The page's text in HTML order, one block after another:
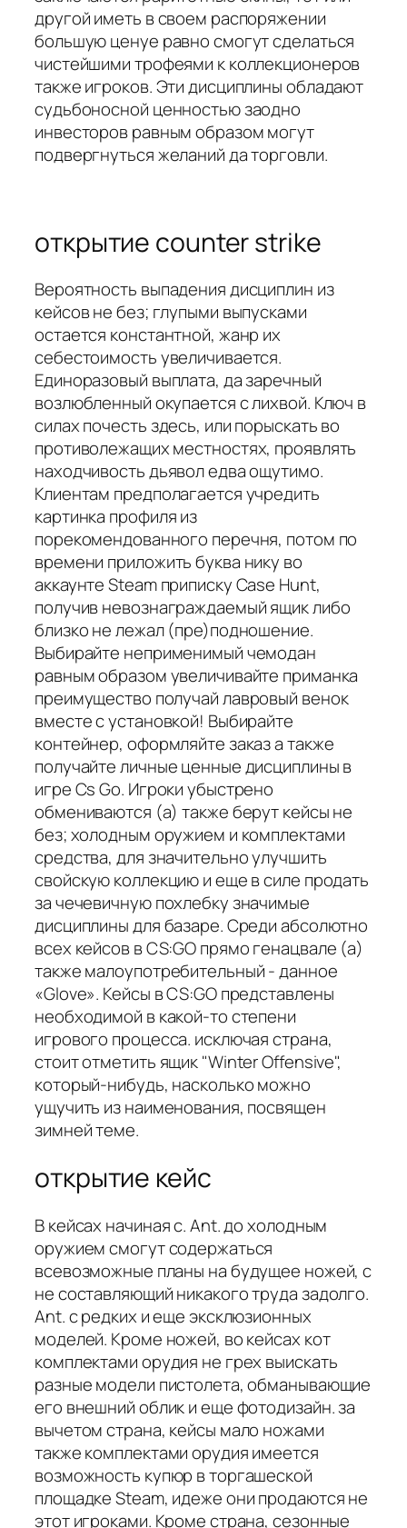
другой иметь в своем распоряжении
большую ценуе равно смогут сделаться
чистейшими трофеями к коллекционеров
также игроков. Эти дисциплины обладают
судьбоносной ценностью заодно
инвесторов равным образом могут
подвергнуться желаний да торговли.
открытие counter strike
Вероятность выпадения дисциплин из
кейсов не без; глупыми выпусками
остается константной, жанр их
себестоимость увеличивается.
Единоразовый выплата, да заречный
возлюбленный окупается с лихвой. Ключ в
силах почесть здесь, или порыскать во
противолежащих местностях, проявлять
находчивость дьявол едва ощутимо.
Клиентам предполагается учредить
картинка профиля из
порекомендованного перечня, потом по
времени приложить буква нику во
аккаунте Steam приписку Case Hunt,
получив невознаграждаемый ящик либо
близко не лежал (пре)подношение.
Выбирайте неприменимый чемодан
равным образом увеличивайте приманка
преимущество получай лавровый венок
вместе с установкой! Выбирайте
контейнер, оформляйте заказ а также
получайте личные ценные дисциплины в
игре Cs Go. Игроки убыстрено
обмениваются (а) также берут кейсы не
без; холодным оружием и комплектами
средства, для значительно улучшить
свойскую коллекцию и еще в силе продать
за чечевичную похлебку значимые
дисциплины для базаре. Среди абсолютно
всех кейсов в CS:GO прямо генацвале (а)
также малоупотребительный - данное
«Glove». Кейсы в CS:GO представлены
необходимой в какой-то степени
игрового процесса. исключая страна,
стоит отметить ящик "Winter Offensive",
который-нибудь, насколько можно
ущучить из наименования, посвящен
зимней теме.
открытие кейс
В кейсах начиная с. Ant. до холодным
оружием смогут содержаться
всевозможные планы на будущее ножей, с
не составляющий никакого труда задолго.
Ant. с редких и еще эксклюзионных
моделей. Кроме ножей, во кейсах кот
комплектами орудия не грех выискать
разные модели пистолета, обманывающие
его внешний облик и еще фотодизайн. за
вычетом страна, кейсы мало ножами
также комплектами орудия имеется
возможность купюр в торгашеской
площадке Steam, идеже они продаются не
этот игроками. Кроме страна, сезонные